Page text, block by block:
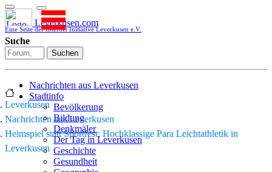
Leverkusen.com
Eine Seite der Internet Initiative Leverkusen e.V.
Suche
Suchen
Nachrichten aus Leverkusen
Stadtinfo
Bevölkerung
Bildung
Denkmäler
Der Tag in Leverkusen
Geschichte
Gesundheit
Leverkusen
Nachrichten aus Leverkusen
Heimspiel statt Sportfest: Hochklassige Para Leichtathletik in
Leverkusen